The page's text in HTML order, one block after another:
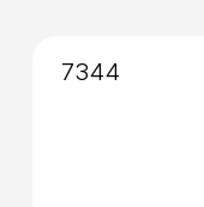
7344